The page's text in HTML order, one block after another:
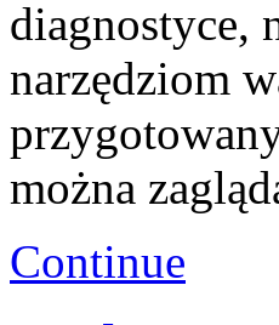
diagnostyce,
narzędziom
można
Continue